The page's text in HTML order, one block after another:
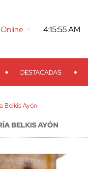
4:15:56 AM
DESTACADAS
Belkis Ayón
BELKIS AYÓN